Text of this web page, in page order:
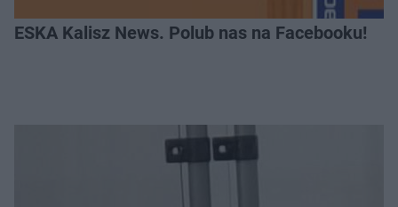
ESKA Kalisz News. Polub nas na Facebooku!